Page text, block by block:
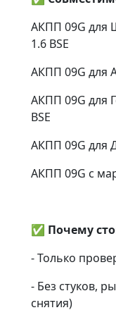
АКПП 09G для
1.6 BSE
АКПП 09G для
АКПП 09G для
BSE
АКПП 09G для
АКПП 09G с
✅ Почему
- Только
- Без стуков,
снятия)